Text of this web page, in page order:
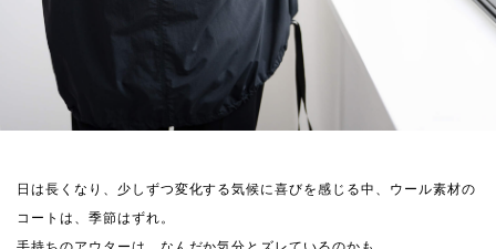
日は長くなり、少しずつ変化する気候に喜びを感じる中、ウール素材の
コートは、季節はずれ。